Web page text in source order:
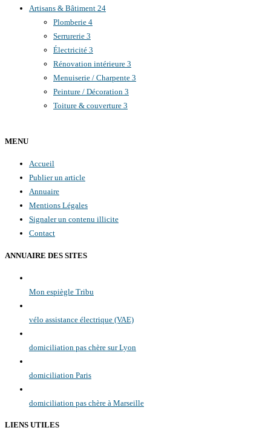
Artisans & Bâtiment 24
Plomberie 4
Serrurerie 3
Électricité 3
Rénovation intérieure 3
Menuiserie / Charpente 3
Peinture / Décoration 3
Toiture & couverture 3
MENU
Accueil
Publier un article
Annuaire
Mentions Légales
Signaler un contenu illicite
Contact
ANNUAIRE DES SITES
Mon espiègle Tribu
vélo assistance électrique (VAE)
domiciliation pas chère sur Lyon
domiciliation Paris
domiciliation pas chère à Marseille
LIENS UTILES